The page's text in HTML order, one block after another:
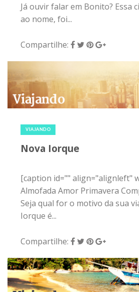
Já ouvir falar em Bonito? Essa
ao nome, foi...
Compartilhe:
VIAJANDO
Nova Iorque
[caption id="" align="alignleft"
Almofada Amor Primavera
Seja qual for o motivo da sua
Iorque é...
Compartilhe: